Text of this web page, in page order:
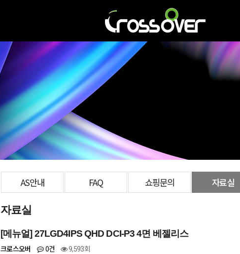
AS안내 FAQ 쇼핑문의 자료실
자료실
[메뉴얼] 27LGD4IPS QHD DCI-P3 4면 베젤리스
크로스오버 0건 9,593회